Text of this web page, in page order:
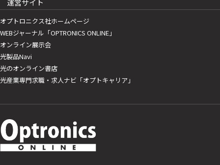
運営サイト
オプトロニクス社ホームページ
WEBジャーナル「OPTRONICS ONLINE」
オンライン展示会
光製品Navi
光のオンライン書店
光産業専門求職・求人ナビ「オプトキャリア」